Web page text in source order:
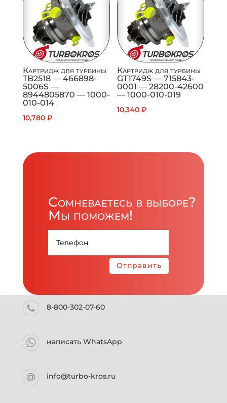
Картридж для турбины
TB2518 — 466898-
5006S —
8944805870 — 1000-
010-014
10,780 ₽
Картридж для турбины
GT1749S — 715843-
0001 — 28200-42600
— 1000-010-019
10,340₽
Сомневаетесь в выборе?
Мы поможем!
Отправить
8-800-302-07-60
написать WhatsApp
info@turbo-kros.ru